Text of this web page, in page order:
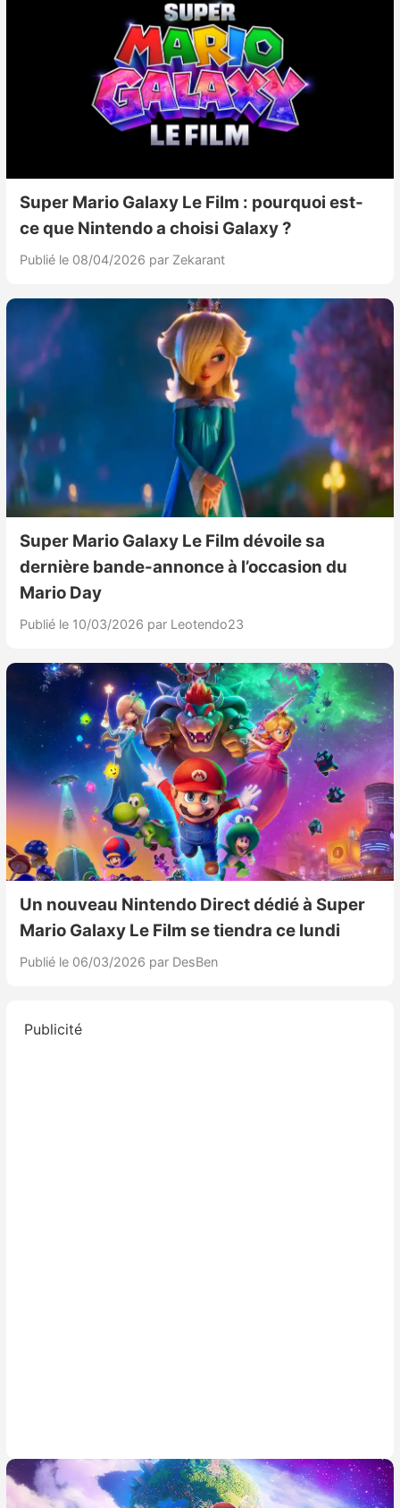
Super Mario Galaxy Le Film : pourquoi est-
ce que Nintendo a choisi Galaxy ?
Publié le 08/04/2026 par Zekarant
Super Mario Galaxy Le Film dévoile sa
dernière bande-annonce à l’occasion du
Mario Day
Publié le 10/03/2026 par Leotendo23
Un nouveau Nintendo Direct dédié à Super
Mario Galaxy Le Film se tiendra ce lundi
Publié le 06/03/2026 par DesBen
Publicité